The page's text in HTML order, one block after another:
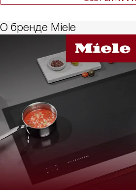
О бренде Miele